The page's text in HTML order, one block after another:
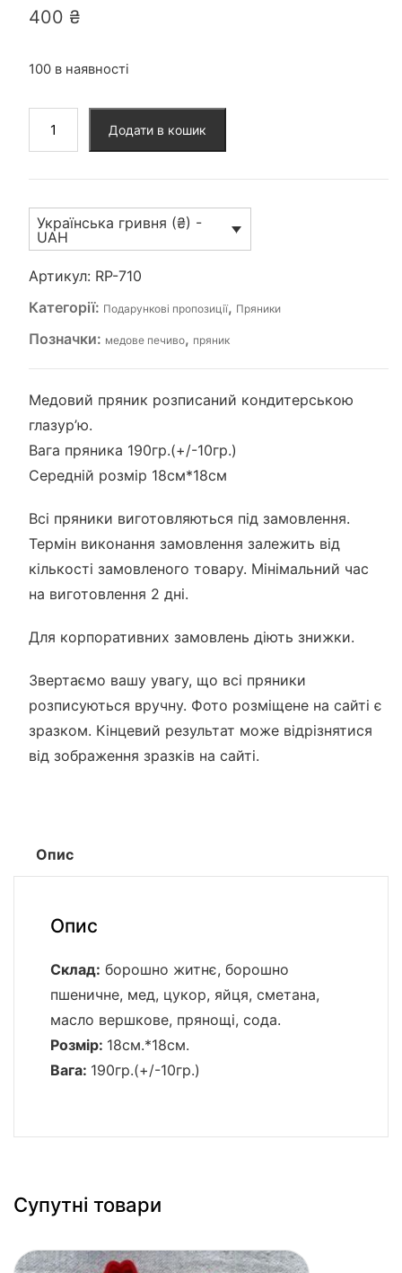
400 ₴
100 в наявності
(RP-
кількість
Додати в кошик
Українська гривня (₴) -
UAH
Артикул: RP-710
Категорії: Подарункові пропозиції, Пряники
Позначки: медове печиво, пряник
Медовий пряник розписаний кондитерською
глазур’ю.
Вага пряника 190гр.(+/-10гр.)
Середній розмір 18см*18см
Всі пряники виготовляються під замовлення.
Термін виконання замовлення залежить від
кількості замовленого товару. Мінімальний час
на виготовлення 2 дні.
Для корпоративних замовлень діють знижки.
Звертаємо вашу увагу, що всі пряники
розписуються вручну. Фото розміщене на сайті є
зразком. Кінцевий результат може відрізнятися
від зображення зразків на сайті.
Опис
Опис
Склад: борошно житнє, борошно
пшеничне, мед, цукор, яйця, сметана,
масло вершкове, прянощі, сода.
Розмір: 18см.*18см.
Вага: 190гр.(+/-10гр.)
Супутні товари